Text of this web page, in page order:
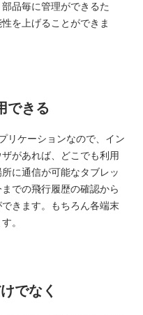
品毎に管理ができるた
を上げることができま
できる
リケーションなので、イン
があれば、どこでも利用
に通信が可能なタブレッ
での飛行履歴の確認から
きます。もちろん各端末
。
でなく